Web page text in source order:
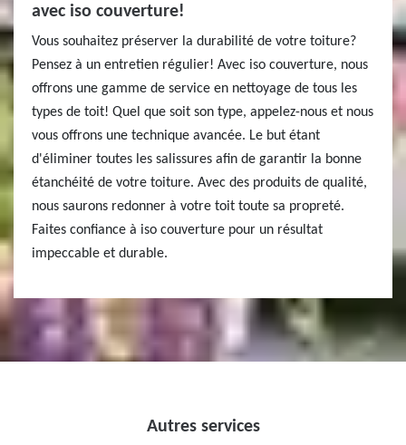
avec iso couverture!
Vous souhaitez préserver la durabilité de votre toiture?
Pensez à un entretien régulier! Avec iso couverture, nous
offrons une gamme de service en nettoyage de tous les
types de toit! Quel que soit son type, appelez-nous et nous
vous offrons une technique avancée. Le but étant
d'éliminer toutes les salissures afin de garantir la bonne
étanchéité de votre toiture. Avec des produits de qualité,
nous saurons redonner à votre toit toute sa propreté.
Faites confiance à iso couverture pour un résultat
impeccable et durable.
Autres services